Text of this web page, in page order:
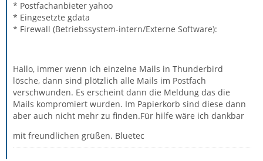
* Postfachanbieter yahoo
* Eingesetzte gdata
* Firewall (Betriebssystem-intern/Externe Software):
Hallo, immer wenn ich einzelne Mails in Thunderbird
lösche, dann sind plötzlich alle Mails im Postfach
verschwunden. Es erscheint dann die Meldung das die
Mails kompromiert wurden. Im Papierkorb sind diese dann
aber auch nicht mehr zu finden.Für hilfe wäre ich dankbar
mit freundlichen grüßen. Bluetec